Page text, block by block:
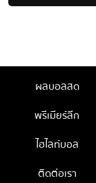
ผลบอลสด
พรีเมียร์ลีก
ไฮไลท์บอล
ติดต่อเรา